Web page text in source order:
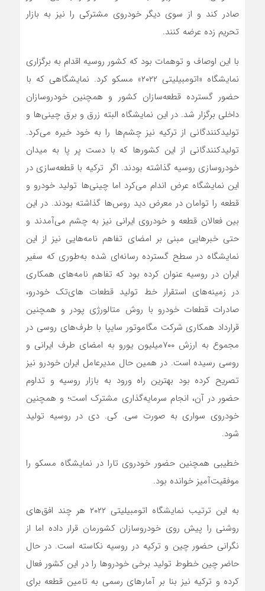
صادر کند و از سوی دیگر خودروی مشترکی را نیز به بازار
تحریم زده عرضه کنند.
با این اوصاف و توهمات بود که کشور روسیه اقدام به برگزاری
نمایشگاه «اتومبیلیتی ۲۰۲۲» مسکو کرد. نمایشگاهی که با
حضور گسترده قطعه‌سازان کشور و همچنین خودروسازان
داخلی برگزار شد. در این نمایشگاه البته زرق و برق چینی‌ها و
تولیدکنندگانی از ترکیه نیز چشم‌ها را به خود خیره می‌کرد.
تولیدکنندگانی از این کشورها که با دست پر پا به میدان
خودروسازی روسیه گذاشته بودند. اگر ترکیه با قطعه‌سازی در
این نمایشگاه عرض اندام می‌کرد اما چینی‌ها تولید خودرو و
قطعه را توامان در معرض دید روس‌ها گذاشته بودند. در این
بین فعالان قطعه و خودروی ایرانی نیز به چشم می‌آمدند و
حتی خبرهایی مبنی بر امضای تفاهم نامه‌هایی نیز از این
نمایشگاه در سطح گسترده رسانه‌ای شده به‌طوری که سفیر
ایران در روسیه عنوان کرده بود که تفاهم نامه‌های همکاری
در زمینه‌‌‌های استقرار خط تولید قطعات های‌تک خودرو،
صادرات قطعات خودرو با روش متالورژی پودر و همچنین
قرارداد همکاری شرکت مگاموتور سایپا با طرف‌های روسی در
مجموع به ارزش ۷۰۰‌میلیون یورو به امضای طرف ایرانی و
روسی رسیده است. در همین حال مدیرعامل ایران خودرو نیز
تصریح کرده بود بهترین راه ورود به بازار روسیه و تداوم
حضور در آن، انجام سرمایه‌گذاری مشترک است؛ و همچنین
خودروی سواری به صورت سی. کی. دی در روسیه تولید
شود.
خطیبی همچنین حضور خودروی تارا در نمایشگاه مسکو را
موفقیت‌آمیز خوانده بود.
به این ترتیب نمایشگاه اتومبیلیتی ۲۰۲۲ هر چند افق‌های
روشنی را پیش روی خودروسازان کشورمان قرار داده اما از
نگرانی حضور چین و ترکیه در روسیه نکاسته است. در حال
حاضر چین خطوط تولید برخی خودروها را در این کشور فعال
کرده و ترکیه نیز بنا بر آمارهای رسمی به تامین قطعه برای